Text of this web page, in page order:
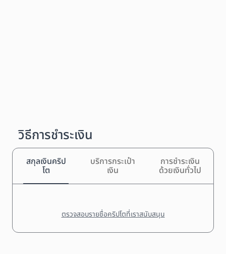
วิธีการชำระเงิน
สกุลเงินคริป
โต
บริการกระเป๋า
เงิน
การชำระเงิน
ด้วยเงินทั่วไป
ตรวจสอบรายชื่อคริปโตที่เราสนับสนุน